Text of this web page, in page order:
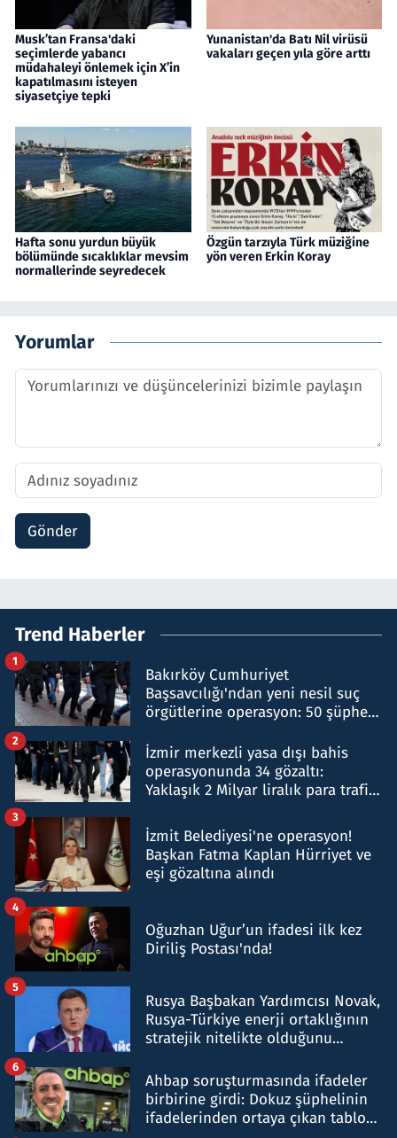
Musk’tan Fransa'daki
seçimlerde yabancı
müdahaleyi önlemek için X’in
kapatılmasını isteyen
siyasetçiye tepki
Yunanistan'da Batı Nil virüsü
vakaları geçen yıla göre arttı
Hafta sonu yurdun büyük
bölümünde sıcaklıklar mevsim
normallerinde seyredecek
Özgün tarzıyla Türk müziğine
yön veren Erkin Koray
Yorumlar
Gönder
Trend Haberler
Bakırköy Cumhuriyet
Başsavcılığı'ndan yeni nesil suç
örgütlerine operasyon: 50 şüpheli
1
İzmir merkezli yasa dışı bahis
operasyonunda 34 gözaltı:
Yaklaşık 2 Milyar liralık para trafiği
2
İzmit Belediyesi'ne operasyon!
Başkan Fatma Kaplan Hürriyet ve
eşi gözaltına alındı
3
Oğuzhan Uğur’un ifadesi ilk kez
Diriliş Postası'nda!
4
Rusya Başbakan Yardımcısı Novak,
Rusya-Türkiye enerji ortaklığının
stratejik nitelikte olduğunu
5
Ahbap soruşturmasında ifadeler
birbirine girdi: Dokuz şüphelinin
ifadelerinden ortaya çıkan tablo
6